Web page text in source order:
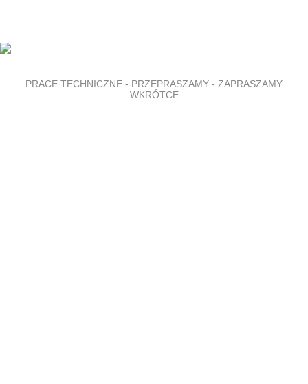
PRACE TECHNICZNE - PRZEPRASZAMY - ZAPRASZAMY
WKRÓTCE